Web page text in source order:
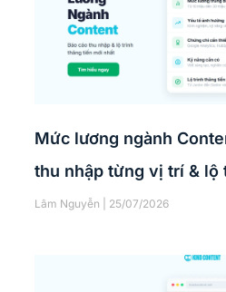
Mức lương ngành
thu nhập từng vị trí & lộ
Lâm Nguyễn 25/07/2026